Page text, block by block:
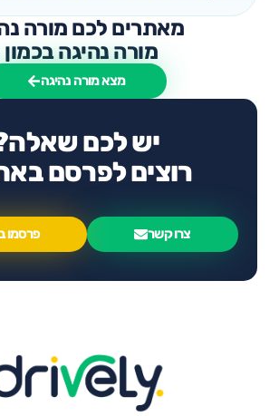
מאתרים לכם מורה
מורה נהיגה בכמון
מצא מורה נהיגה
יש לכם
רוצים לפרסם
צרו קשר פרסמו